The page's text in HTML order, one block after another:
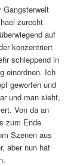
Gangsterwelt
zurecht
auf
konzentriert
schleppend in
einordnen. Ich
geworfen und
und man sieht,
Von da an
zum Ende
Szenen aus
aber nun hat